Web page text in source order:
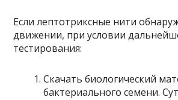
Если лептотриксные нити
движении, при условии
тестирования:
Скачать биологический
бактериального семени.